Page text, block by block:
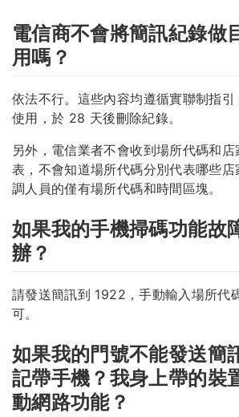
電信商不會將簡訊紀錄做
用嗎？
依法不行。這些內容均遵循實聯制指引
使用，於 28 天後刪除紀錄。
另外，電信業者不會收到場所代碼和店
表，不會知道場所代碼分別代表哪些店
調人員的僅有場所代碼和時間區塊。
如果我的手機掃碼功能故
辦？
請發送簡訊到 1922，手動輸入場所代
可。
如果我的門號不能發送簡
記帶手機？我身上帶的裝
動網路功能？